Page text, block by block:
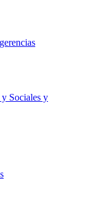
Sociales y